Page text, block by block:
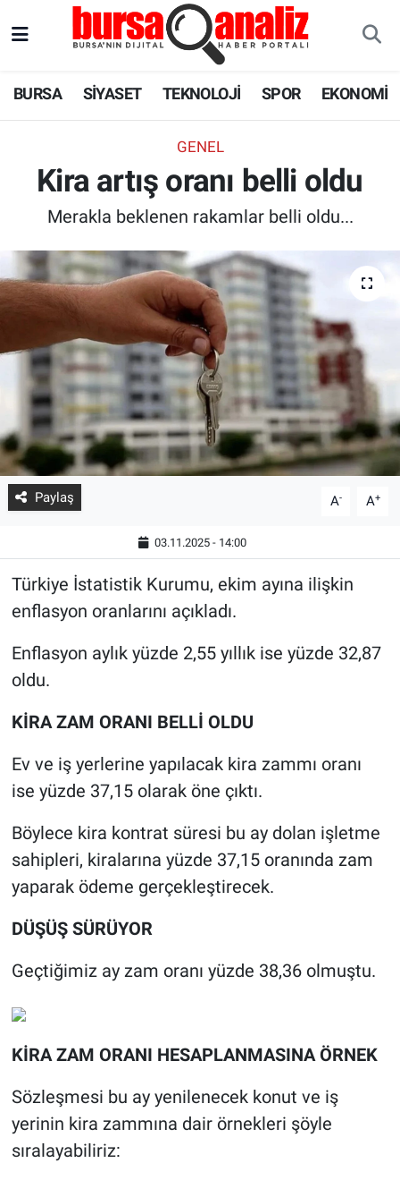
BURSA SİYASET TEKNOLOJİ SPOR EKONOMİ
GENEL
Kira artış oranı belli oldu
Merakla beklenen rakamlar belli oldu...
Paylaş A- A+
03.11.2025 - 14:00
Türkiye İstatistik Kurumu, ekim ayına ilişkin
enflasyon oranlarını açıkladı.
Enflasyon aylık yüzde 2,55 yıllık ise yüzde 32,87
oldu.
KİRA ZAM ORANI BELLİ OLDU
Ev ve iş yerlerine yapılacak kira zammı oranı
ise yüzde 37,15 olarak öne çıktı.
Böylece kira kontrat süresi bu ay dolan işletme
sahipleri, kiralarına yüzde 37,15 oranında zam
yaparak ödeme gerçekleştirecek.
DÜŞÜŞ SÜRÜYOR
Geçtiğimiz ay zam oranı yüzde 38,36 olmuştu.
KİRA ZAM ORANI HESAPLANMASINA ÖRNEK
Sözleşmesi bu ay yenilenecek konut ve iş
yerinin kira zammına dair örnekleri şöyle
sıralayabiliriz:
SPOR
EKONOMİ
SAĞLIK
ASTROLOJİ
BLOG
Süper Lig Puan Durumu ve Fikstür
Tüm Manşetler
Son Dakika Haberleri
Haber Arşivi